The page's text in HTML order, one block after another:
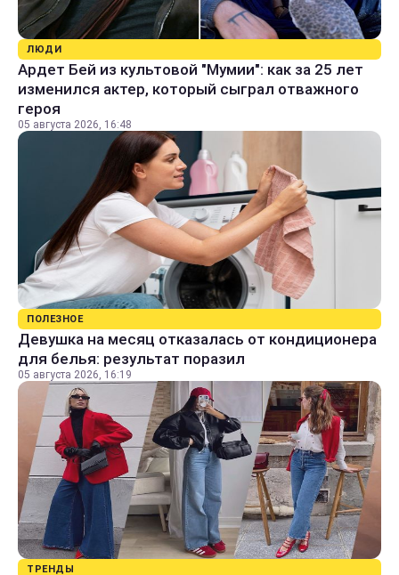
ЛЮДИ
Ардет Бей из культовой "Мумии": как за 25 лет
изменился актер, который сыграл отважного
героя
05 августа 2026, 16:48
ПОЛЕЗНОЕ
Девушка на месяц отказалась от кондиционера
для белья: результат поразил
05 августа 2026, 16:19
ТРЕНДЫ